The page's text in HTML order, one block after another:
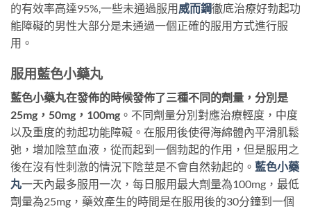
的有效率高達95%,一些未通過服用威而鋼徹底治療好勃起功
能障礙的男性大部分是未通過一個正確的服用方式進行服
用。
服用藍色小藥丸
藍色小藥丸在發佈的時候發佈了三種不同的劑量，分別是
25mg，50mg，100mg 。不同劑量分別對應治療輕度，中度
以及重度的勃起功能障礙。在服用後使得海綿體內平滑肌鬆
弛，增加陰莖血液，從而起到一個勃起的作用，但是服用之
後在沒有性刺激的情況下陰莖是不會自然勃起的。 藍色小藥
丸一天內最多服用一次，每日服用最大劑量為100mg，最低
劑量為25mg，藥效產生的時間是在服用後的30分鐘到一個